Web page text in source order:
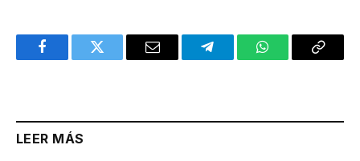
FacebookTwitter Email TelegramWhatsAppCopy
LEER MÁS